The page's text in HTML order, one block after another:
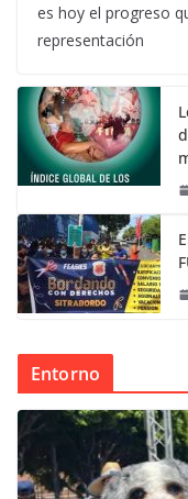
es hoy el progreso
representación
Entorno